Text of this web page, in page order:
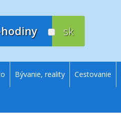
sk
Bývanie, reality Cestovanie